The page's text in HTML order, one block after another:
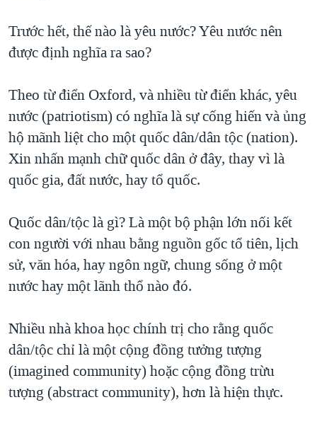
Trước hết, thế nào là yêu nước? Yêu nước nên
được định nghĩa ra sao?
Theo từ điển Oxford, và nhiều từ điển khác, yêu
nước (patriotism) có nghĩa là sự cống hiến và ủng
hộ mãnh liệt cho một quốc dân/dân tộc (nation).
Xin nhấn mạnh chữ quốc dân ở đây, thay vì là
quốc gia, đất nước, hay tổ quốc.
Quốc dân/tộc là gì? Là một bộ phận lớn nối kết
con người với nhau bằng nguồn gốc tổ tiên, lịch
sử, văn hóa, hay ngôn ngữ, chung sống ở một
nước hay một lãnh thổ nào đó.
Nhiều nhà khoa học chính trị cho rằng quốc
dân/tộc chỉ là một cộng đồng tưởng tượng
(imagined community) hoặc cộng đồng trừu
tượng (abstract community), hơn là hiện thực.